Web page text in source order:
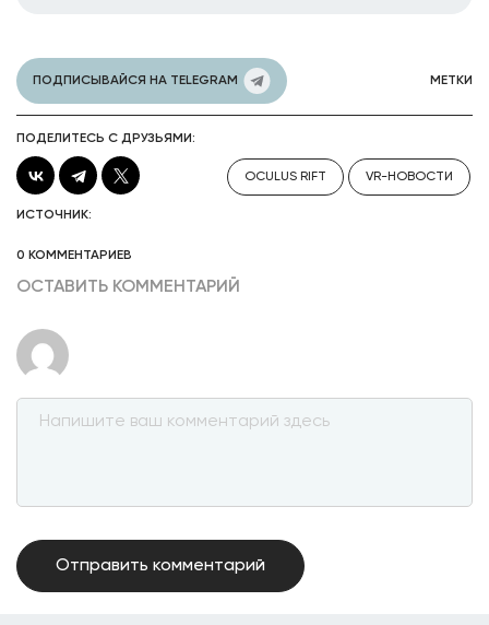
ПОДПИСЫВАЙСЯ НА TELEGRAM МЕТКИ
ПОДЕЛИТЕСЬ С ДРУЗЬЯМИ:
OCULUS RIFT VR-НОВОСТИ
ИСТОЧНИК:
0 КОММЕНТАРИЕВ
ОСТАВИТЬ КОММЕНТАРИЙ